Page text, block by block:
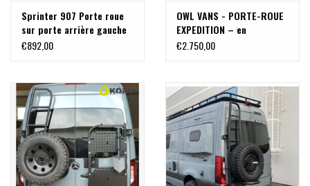
Sprinter 907 Porte roue
sur porte arrière gauche
(porte à 180°)
€892,00
OWL VANS - PORTE-ROUE
EXPEDITION – en
ALUMINIUM pour
€2.750,00